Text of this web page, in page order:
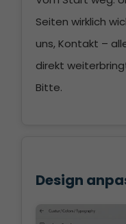
Seiten wirklich
uns, Kontakt –
direkt
Bitte.
Design